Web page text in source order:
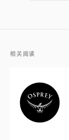
相关阅读